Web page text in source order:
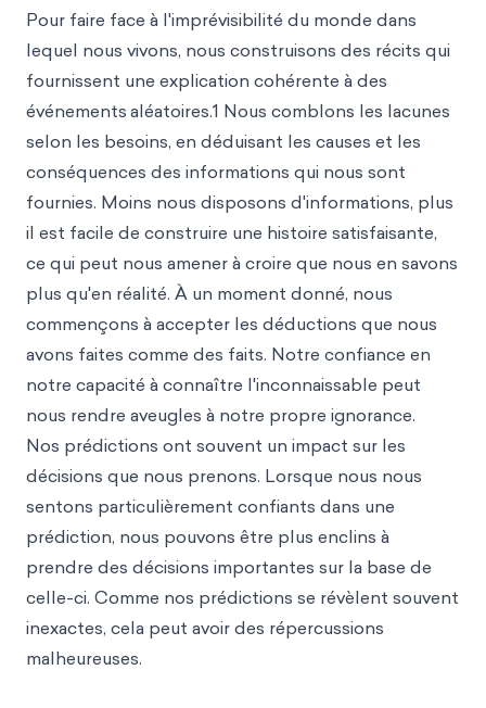
Pour faire face à l'imprévisibilité du monde dans
lequel nous vivons, nous construisons des récits qui
fournissent une explication cohérente à des
événementsaléatoires.1 Nous comblons les lacunes
selon les besoins, en déduisant les causes et les
conséquences des informations qui nous sont
fournies. Moins nous disposons d'informations, plus
il est facile de construire une histoire satisfaisante,
ce qui peut nous amener à croire que nous en savons
plus qu'en réalité. À un moment donné, nous
commençons à accepter les déductions que nous
avons faites comme des faits. Notre confiance en
notre capacité à connaître l'inconnaissable peut
nous rendre aveugles à notre propre ignorance.
Nos prédictions ont souvent un impact sur les
décisions que nous prenons. Lorsque nous nous
sentons particulièrement confiants dans une
prédiction, nous pouvons être plus enclins à
prendre des décisions importantes sur la base de
celle-ci. Comme nos prédictions se révèlent souvent
inexactes, cela peut avoir des répercussions
malheureuses.